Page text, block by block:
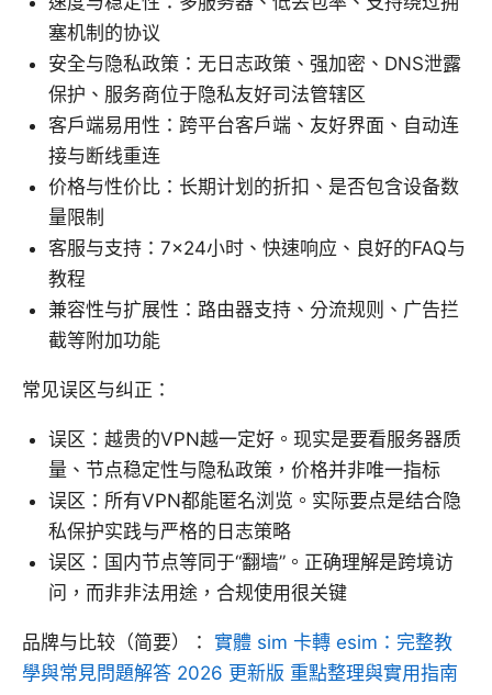
塞机制的协议
安全与隐私政策：无日志政策、强加密、DNS泄露
保护、服务商位于隐私友好司法管辖区
客户端易用性：跨平台客户端、友好界面、自动连
接与断线重连
价格与性价比：长期计划的折扣、是否包含设备数
量限制
客服与支持：7×24小时、快速响应、良好的FAQ与
教程
兼容性与扩展性：路由器支持、分流规则、广告拦
截等附加功能
常见误区与纠正：
误区：越贵的VPN越一定好。现实是要看服务器质
量、节点稳定性与隐私政策，价格并非唯一指标
误区：所有VPN都能匿名浏览。实际要点是结合隐
私保护实践与严格的日志策略
误区：国内节点等同于“翻墙”。正确理解是跨境访
问，而非非法用途，合规使用很关键
品牌与比较（简要）： 實體 sim 卡轉 esim：完整教
學與常見問題解答 2026 更新版 重點整理與實用指南